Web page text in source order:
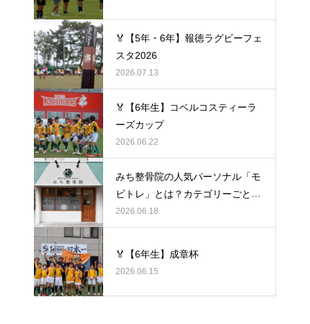
🏅【5年・6年】報徳ラグビーフェ
スタ2026
2026.07.13
🏅【6年生】コベルコスティーラ
ーズカップ
2026.06.22
みち整骨院の人気パーソナル「モ
ビトレ」とは？カテゴリーごとの
ラグビーの悩みをヒントに考え
る、身体のケア
2026.06.18
🏅【6年生】成章杯
2026.06.15